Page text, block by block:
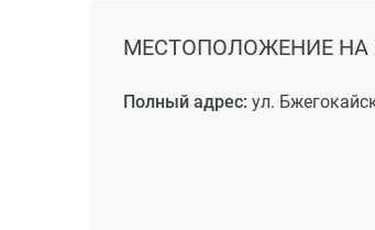
МЕСТОПОЛОЖЕНИЕ НА
Полный адрес: ул.